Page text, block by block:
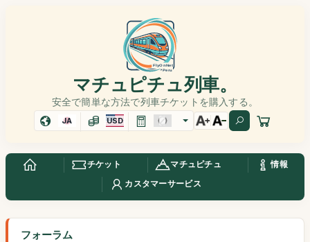
マチュピチュ列車。
安全で簡単な方法で列車チケットを購入する。
JA USD
チケット マチュピチュ
情報
カスタマーサービス
フォーラム